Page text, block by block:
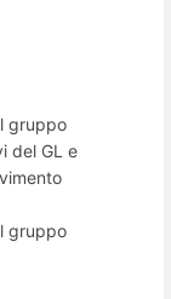
gruppo
del GL e
gruppo